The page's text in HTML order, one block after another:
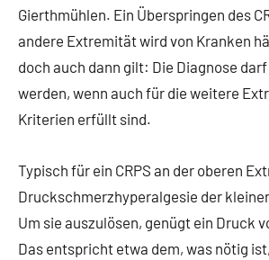
Gierthmühlen. Ein Überspringen des
andere Extremität wird von Kranken
doch auch dann gilt: Die Diagnose
werden, wenn auch für die weitere
Kriterien erfüllt sind.
Typisch für ein CRPS an der oberen
Druckschmerzhyperalgesie der
Um sie auszulösen, genügt ein Druck
Das entspricht etwa dem, was nötig